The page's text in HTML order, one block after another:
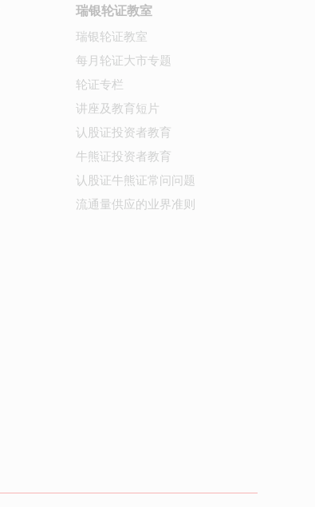
瑞银轮证教室
瑞银轮证教室
每月轮证大市专题
轮证专栏
讲座及教育短片
认股证投资者教育
牛熊证投资者教育
认股证牛熊证常问问题
流通量供应的业界准则